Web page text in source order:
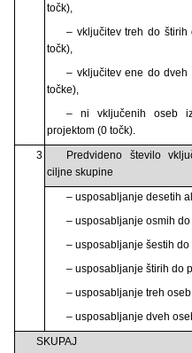
točk),
– vključitev treh do
točk),
– vključitev ene do
točke),
– ni vključenih oseb
projektom (0 točk).
3
Predvideno število
ciljne skupine
– usposabljanje desetih
– usposabljanje osmih
– usposabljanje šestih
– usposabljanje štirih do
– usposabljanje treh
– usposabljanje dveh
SKUPAJ